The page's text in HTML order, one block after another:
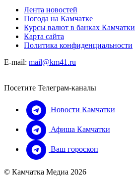
Лента новостей
Погода на Камчатке
Курсы валют в банках Камчатки
Карта сайта
Политика конфиденциальности
E-mail: mail@km41.ru
Посетите Телеграм-каналы
Новости Камчатки
Афиша Камчатки
Ваш гороскоп
© Камчатка Медиа 2026